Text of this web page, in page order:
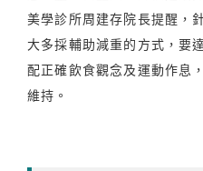
美學診所周建存院長提醒，
大多採輔助減重的方式，要
配正確飲食觀念及運動作息
維持。